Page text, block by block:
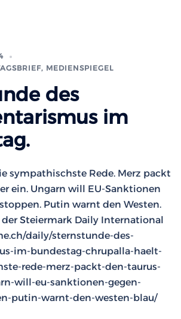
, MEDIENSPIEGEL
des
im
sympathischste Rede. Merz packt
ein. Ungarn will EU-Sanktionen
Putin warnt den Westen.
Steiermark Daily International
daily/sternstunde-des-
im-bundestag-chrupalla-haelt-
rede-merz-packt-den-taurus-
will-eu-sanktionen-gegen-
putin-warnt-den-westen-blau/